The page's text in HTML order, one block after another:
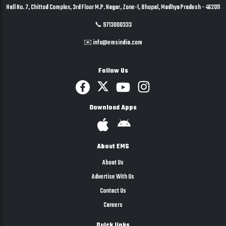
Hall No. 7, Chittod Complex, 3rd Floor M.P. Nagar, Zone-1, Bhopal, Madhya Pradesh - 462011
📞 9713000333
✉️ info@emsindia.com
Follow Us
Download Apps
About EMS
About Us
Advertise With Us
Contact Us
Careers